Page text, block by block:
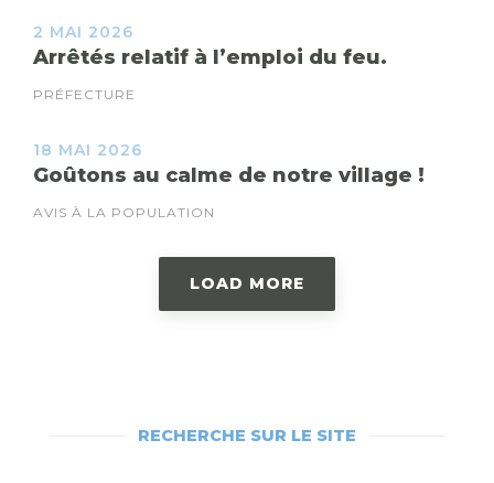
2 MAI 2026
Arrêtés relatif à l’emploi du feu.
PRÉFECTURE
18 MAI 2026
Goûtons au calme de notre village !
AVIS À LA POPULATION
LOAD MORE
RECHERCHE SUR LE SITE